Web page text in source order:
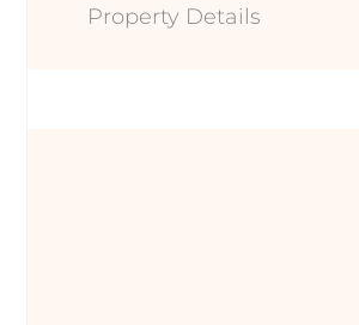
Property Details